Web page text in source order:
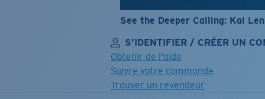
See the Deeper Calling: Kai
S’IDENTIFIER / CRÉER UN
Obtenir de l'aide
Suivre votre commande
Trouver un revendeur